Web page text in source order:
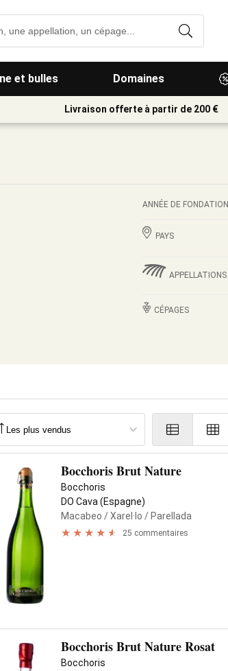
et bulles Domaines
Livraison offerte à partir de 200 €
ANNÉE DE FONDATION
PAYS
APPELLATIONS
CÉPAGES
Bocchoris Brut Nature
Bocchoris
DO Cava (Espagne)
Macabeo / Xarel·lo / Parellada
25 commentaires
Bocchoris Brut Nature Rosat
Bocchoris